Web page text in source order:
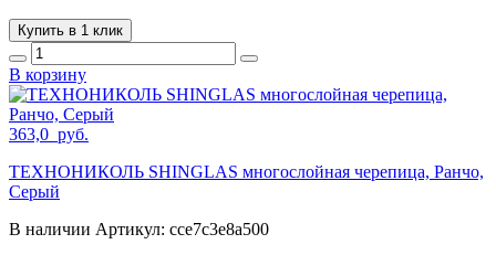
Купить в 1 клик
В корзину
363,0 руб.
ТЕХНОНИКОЛЬ SHINGLAS многослойная черепица, Ранчо,
Серый
В наличии Артикул: cce7c3e8a500